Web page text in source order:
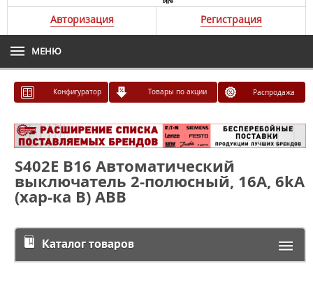
Авторизация Регистрация
МЕНЮ
Конфигуратор Товары по акции Распродажа
S402E B16 Автоматический
выключатель 2-полюсный, 16A, 6kA
(хар-ка B) ABB
Каталог товаров